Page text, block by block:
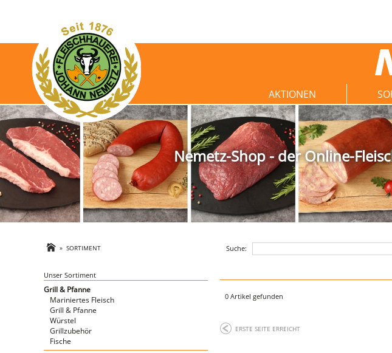
AKTIONEN
Nemetz-Shop - der Online-
»SORTIMENT Suche:
Unser Sortiment
Grill & Pfanne
Mariniertes Fleisch
Grill & Pfanne
Würstel
Grillzubehör
Fische
0 Artikel gefunden
ERSTE SEITE ERREICHT